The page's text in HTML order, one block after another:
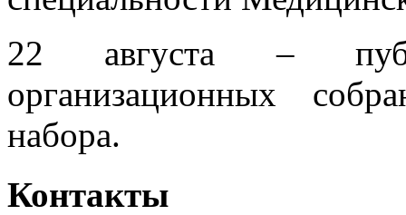
22 августа –
организационных
набора.
Контакты